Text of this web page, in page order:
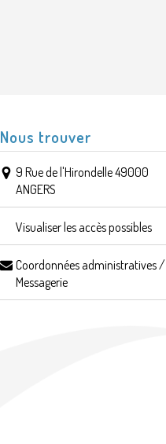
Nous trouver
9 Rue de l'Hirondelle 49000
ANGERS
Visualiser les accès possibles
Coordonnées administratives /
Messagerie